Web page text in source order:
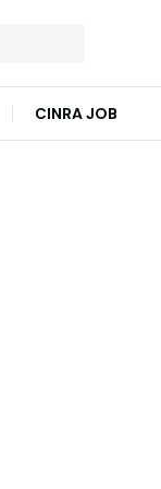
CINRA JOB